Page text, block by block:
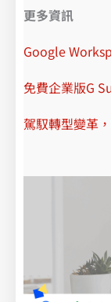
更多資訊
Google
免費企業版G
駕馭轉型變革